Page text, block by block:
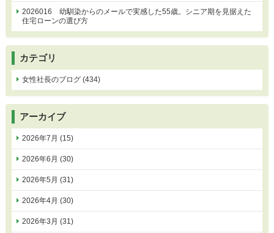
2026016 幼馴染からのメールで実感した55歳。シニア期を見据えた
住宅ローンの選び方
カテゴリ
女性社長のブログ (434)
アーカイブ
2026年7月 (15)
2026年6月 (30)
2026年5月 (31)
2026年4月 (30)
2026年3月 (31)